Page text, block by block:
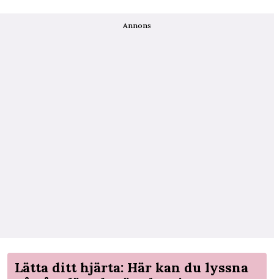
Annons
Lätta ditt hjärta: Här kan du lyssna